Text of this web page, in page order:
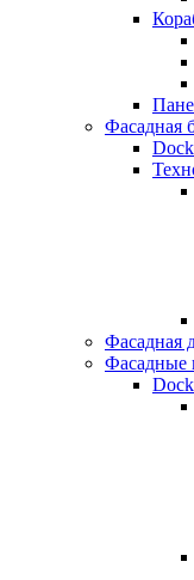
Фасадная
Фасадная